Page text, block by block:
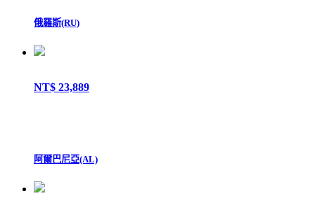
俄羅斯(RU)
NT$ 23,889
阿爾巴尼亞(AL)